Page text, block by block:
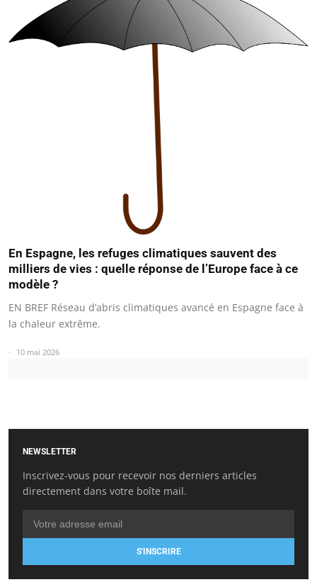
En Espagne, les refuges climatiques sauvent des
milliers de vies : quelle réponse de l’Europe face à ce
modèle ?
EN BREF Réseau d’abris climatiques avancé en Espagne face à
la chaleur extrême.
10 mai 2026
NEWSLETTER
Inscrivez-vous pour recevoir nos derniers articles
directement dans votre boîte mail.
S'INSCRIRE